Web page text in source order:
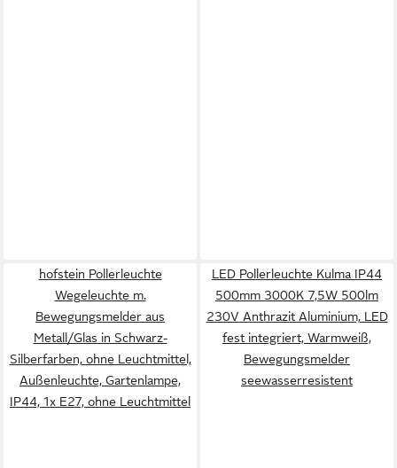
hofstein Pollerleuchte
Wegeleuchte m.
Bewegungsmelder aus
Metall/Glas in Schwarz-
Silberfarben, ohne Leuchtmittel,
Außenleuchte, Gartenlampe,
IP44, 1x E27, ohne Leuchtmittel
LED Pollerleuchte Kulma IP44
500mm 3000K 7,5W 500lm
230V Anthrazit Aluminium, LED
fest integriert, Warmweiß,
Bewegungsmelder
seewasserresistent